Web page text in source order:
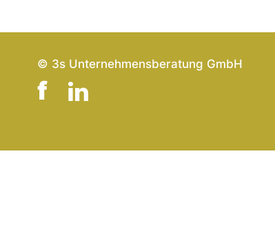
© 3s Unternehmensberatung GmbH